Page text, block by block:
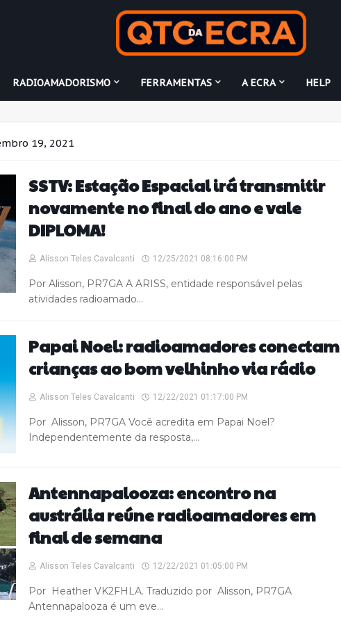
RADIOAMADORISMO FERRAMENTAS A ECRA HELP
19, 2021
SSTV: Estação Espacial irá transmitir
novamente no final do ano e vale
DIPLOMA!
Alisson Teles Cavalcanti 12/25/2021 08:16:00 PM
Por Alisson, PR7GA A ARISS, entidade responsável pelas
atividades radioamado…
Papai Noel: radioamadores conectam
crianças ao bom velhinho via rádio
Alisson Teles Cavalcanti 12/22/2021 01:17:00 PM
Por Alisson, PR7GA Você acredita em Papai Noel?
Independentemente da resposta,…
Antennapalooza: encontro na
austrália reúne radioamadores em
final de semana
Alisson Teles Cavalcanti 12/22/2021 01:05:00 PM
Por Heather VK2FHLA. Traduzido por Alisson, PR7GA
Antennapalooza é um eve…